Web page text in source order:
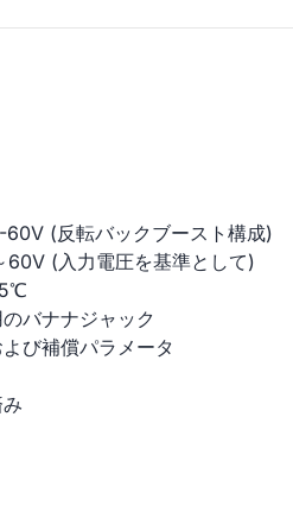
(反転バックブースト構成)
60V (入力電圧を基準として)
バナナジャック
び補償パラメータ